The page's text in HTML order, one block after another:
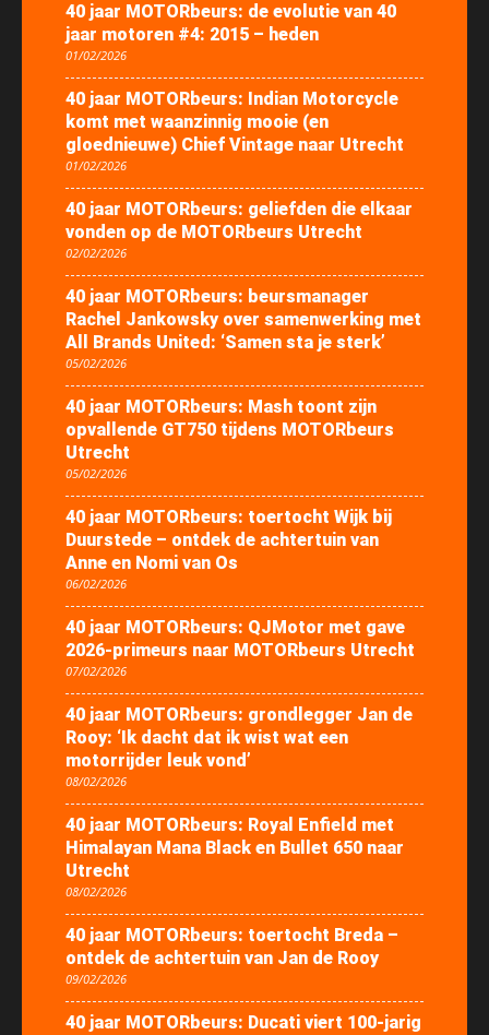
40 jaar MOTORbeurs: de evolutie van 40
jaar motoren #4: 2015 – heden
01/02/2026
40 jaar MOTORbeurs: Indian Motorcycle
komt met waanzinnig mooie (en
gloednieuwe) Chief Vintage naar Utrecht
01/02/2026
40 jaar MOTORbeurs: geliefden die elkaar
vonden op de MOTORbeurs Utrecht
02/02/2026
40 jaar MOTORbeurs: beursmanager
Rachel Jankowsky over samenwerking met
All Brands United: ‘Samen sta je sterk’
05/02/2026
40 jaar MOTORbeurs: Mash toont zijn
opvallende GT750 tijdens MOTORbeurs
Utrecht
05/02/2026
40 jaar MOTORbeurs: toertocht Wijk bij
Duurstede – ontdek de achtertuin van
Anne en Nomi van Os
06/02/2026
40 jaar MOTORbeurs: QJMotor met gave
2026-primeurs naar MOTORbeurs Utrecht
07/02/2026
40 jaar MOTORbeurs: grondlegger Jan de
Rooy: ‘Ik dacht dat ik wist wat een
motorrijder leuk vond’
08/02/2026
40 jaar MOTORbeurs: Royal Enfield met
Himalayan Mana Black en Bullet 650 naar
Utrecht
08/02/2026
40 jaar MOTORbeurs: toertocht Breda –
ontdek de achtertuin van Jan de Rooy
09/02/2026
40 jaar MOTORbeurs: Ducati viert 100-jarig